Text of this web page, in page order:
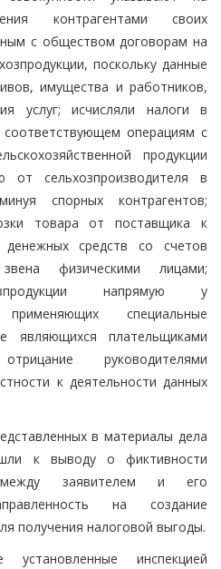
контрагентами своих
с обществом договорам на
поскольку данные
имущества и работников,
услуг; исчисляли налоги в
операциям с
продукции
от сельхозпроизводителя в
спорных контрагентов;
товара от поставщика к
денежных средств со счетов
физическими лицами;
напрямую у
применяющих специальные
плательщиками
руководителями
к деятельности данных
в материалы дела
к выводу о фиктивности
между заявителем и его
на создание
получения налоговой выгоды.
инспекцией